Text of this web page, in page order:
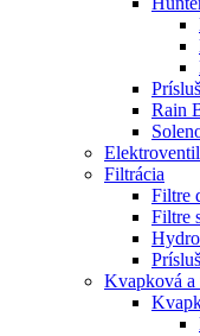
Rain
Filtrácia
Filtre
Filtre
Kvapková a